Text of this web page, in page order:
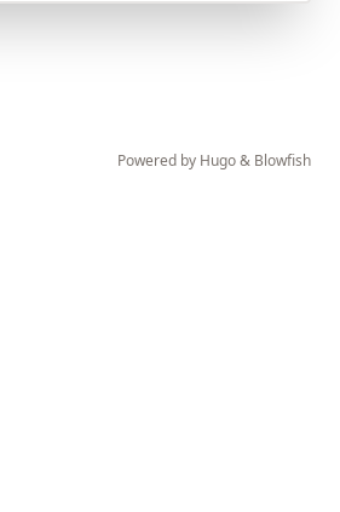
Powered by Hugo& Blowfish